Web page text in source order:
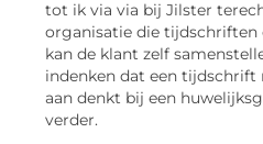
tot ik via via bij Jilster
organisatie die tijdschriften
kan de klant zelf
indenken dat een tijdschrift
aan denkt bij een
verder.